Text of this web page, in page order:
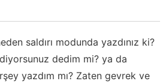
saldırı modunda yazdınız ki?
dedim mi? ya da
yazdım mı? Zaten gevrek ve